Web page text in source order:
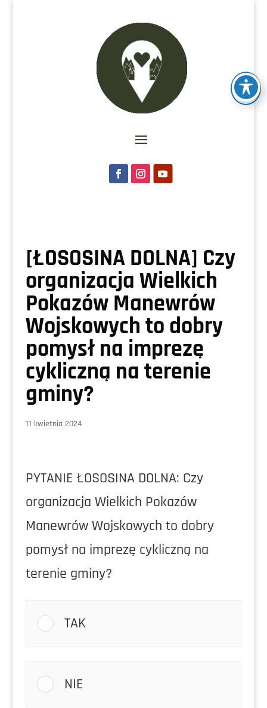
[ŁOSOSINA DOLNA] Czy
organizacja Wielkich
Pokazów Manewrów
Wojskowych to dobry
pomysł na imprezę
cykliczną na terenie
gminy?
11 kwietnia 2024
PYTANIE ŁOSOSINA DOLNA: Czy
organizacja Wielkich Pokazów
Manewrów Wojskowych to dobry
pomysł na imprezę cykliczną na
terenie gminy?
TAK
NIE